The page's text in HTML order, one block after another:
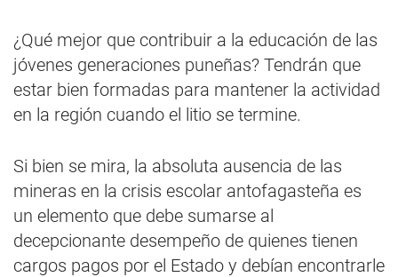
¿Qué mejor que contribuir a la educación de las
jóvenes generaciones puneñas? Tendrán que
estar bien formadas para mantener la actividad
en la región cuando el litio se termine.
Si bien se mira, la absoluta ausencia de las
mineras en la crisis escolar antofagasteña es
un elemento que debe sumarse al
decepcionante desempeño de quienes tienen
cargos pagos por el Estado y debían encontrarle